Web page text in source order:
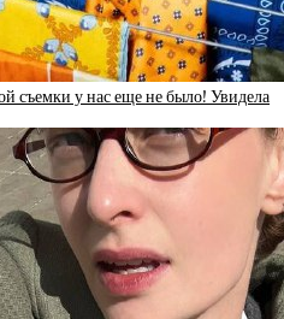
съемки у нас еще не было! Увидела